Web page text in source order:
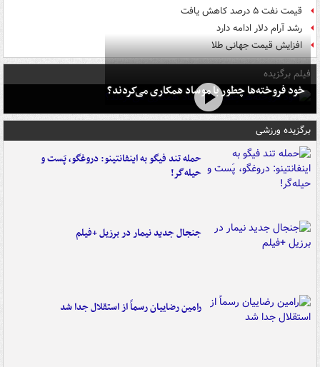
قیمت نفت ۵ درصد کاهش یافت
رشد آرام دلار ادامه دارد
افزایش قیمت جهانی طلا
فیلم برگزیده
خود فروخته‌ها چطور با موساد همکاری می‌کردند؟
برگزیده ورزشی
حمله تند فیگو به اینفانتینو: دروغگو، پَست‌ و
حیله‌گر!
جنجال جدید نیمار در برزیل +فیلم
رامین رضاییان رسماً از استقلال جدا شد